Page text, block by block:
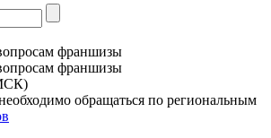
франшизы
франшизы
обращаться по региональным